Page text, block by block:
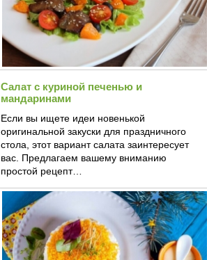
Салат с куриной печенью и
мандаринами
Если вы ищете идеи новенькой
оригинальной закуски для праздничного
стола, этот вариант салата заинтересует
вас. Предлагаем вашему вниманию
простой рецепт…